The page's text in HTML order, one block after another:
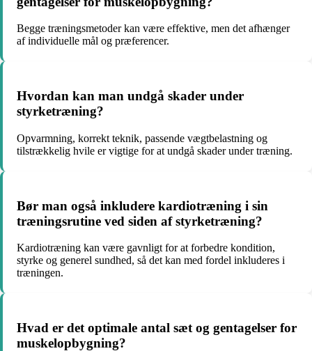
Begge træningsmetoder kan være effektive, men det afhænger
af individuelle mål og præferencer.
Hvordan kan man undgå skader under
styrketræning?
Opvarmning, korrekt teknik, passende vægtbelastning og
tilstrækkelig hvile er vigtige for at undgå skader under træning.
Bør man også inkludere kardiotræning i sin
træningsrutine ved siden af styrketræning?
Kardiotræning kan være gavnligt for at forbedre kondition,
styrke og generel sundhed, så det kan med fordel inkluderes i
træningen.
Hvad er det optimale antal sæt og gentagelser for
muskelopbygning?